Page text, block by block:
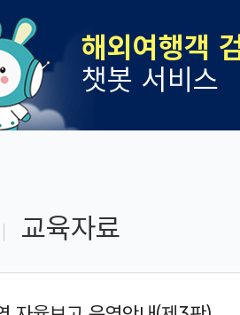
#성장상태 측정계산기 #성장
소아청소년
소아청소년의 성장상태를
교육자료